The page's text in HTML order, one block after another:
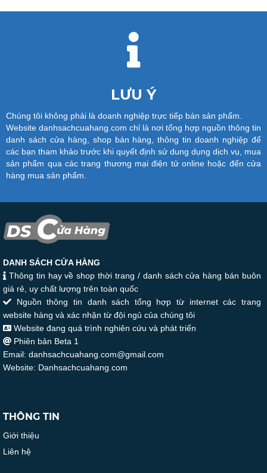
LƯU Ý
Chúng tôi không phải là doanh nghiệp trực tiếp bán sản phẩm.
Website danhsachcuahang.com chỉ là nơi tổng hợp nguồn thông tin
danh sách cửa hàng, shop bán hàng, thông tin doanh nghiệp để
các bạn tham khảo trước khi quyết định sử dung dụng dịch vụ, mua
sản phẩm qua các trang thương mại điện tử online hoặc đến cửa
hàng mua sản phẩm.
DANH SÁCH CỬA HÀNG
Thông tin hay về shop thời trang / danh sách cửa hàng bán buôn
giá rẻ, uy chất lượng trên toàn quốc
Nguồn thông tin danh sách tổng hợp từ internet các trang
website hàng và xác nhận từ đội ngủ của chúng tôi
Website đang quá trình nghiên cứu và phát triển
Phiên bản Beta 1
Email: danhsachcuahang.com@gmail.com
Website: Danhsachcuahang.com
THÔNG TIN
Giới thiệu
Liên hệ